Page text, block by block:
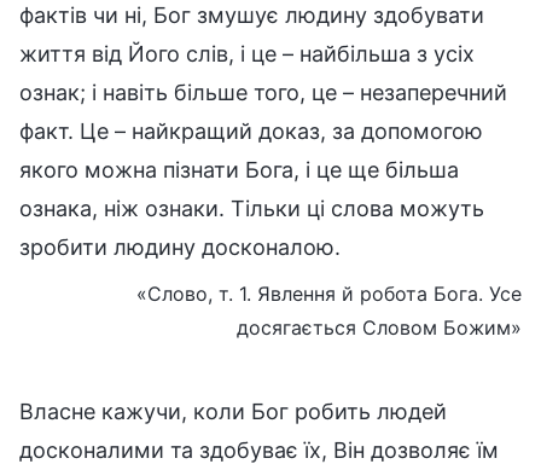
фактів чи ні, Бог змушує людину здобувати
життя від Його слів, і це – найбільша з усіх
ознак; і навіть більше того, це – незаперечний
факт. Це – найкращий доказ, за допомогою
якого можна пізнати Бога, і це ще більша
ознака, ніж ознаки. Тільки ці слова можуть
зробити людину досконалою.
«Слово, т. 1. Явлення й робота Бога. Усе
досягається Словом Божим»
Власне кажучи, коли Бог робить людей
досконалими та здобуває їх, Він дозволяє їм